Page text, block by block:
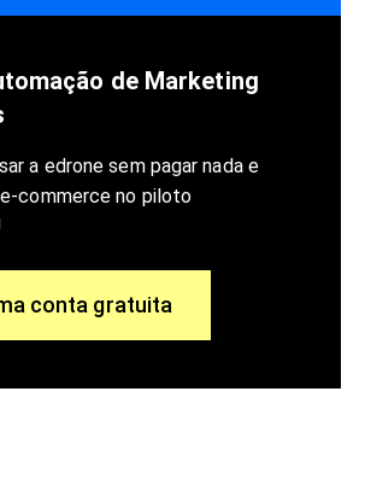
de Marketing
a edrone sem pagar nada e
commerce no piloto
conta gratuita